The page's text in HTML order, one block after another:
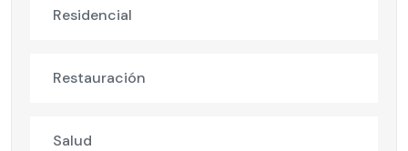
Residencial
Restauración
Salud